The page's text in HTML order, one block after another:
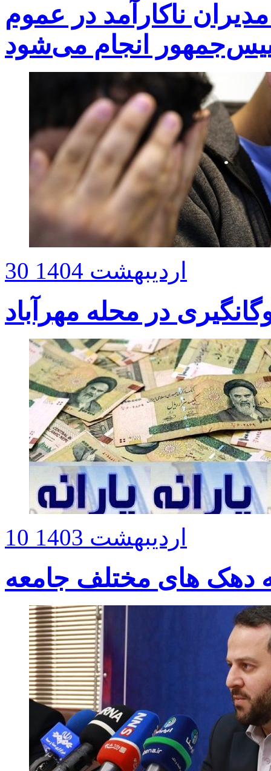
ناکارآمد در عموم
انجام می‌شود
30 اردیبهشت 1404
در محله مهرآباد
10 اردیبهشت 1403
دهک های مختلف جامعه